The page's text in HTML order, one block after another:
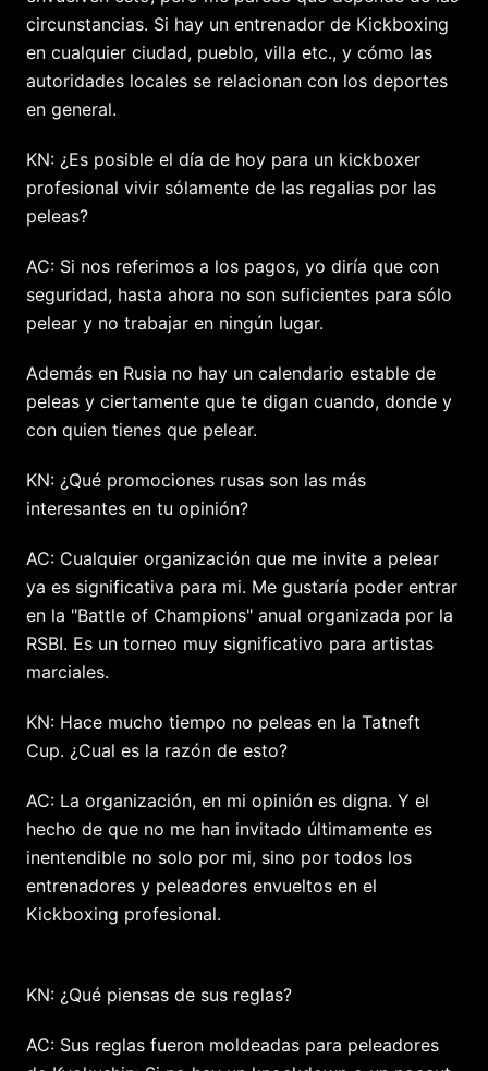
circunstancias. Si hay un entrenador de Kickboxing
en cualquier ciudad, pueblo, villa etc., y cómo las
autoridades locales se relacionan con los deportes
en general.
KN: ¿Es posible el día de hoy para un kickboxer
profesional vivir sólamente de las regalias por las
peleas?
AC: Si nos referimos a los pagos, yo diría que con
seguridad, hasta ahora no son suficientes para sólo
pelear y no trabajar en ningún lugar.
Además en Rusia no hay un calendario estable de
peleas y ciertamente que te digan cuando, donde y
con quien tienes que pelear.
KN: ¿Qué promociones rusas son las más
interesantes en tu opinión?
AC: Cualquier organización que me invite a pelear
ya es significativa para mi. Me gustaría poder entrar
en la "Battle of Champions" anual organizada por la
RSBI. Es un torneo muy significativo para artistas
marciales.
KN: Hace mucho tiempo no peleas en la Tatneft
Cup. ¿Cual es la razón de esto?
AC: La organización, en mi opinión es digna. Y el
hecho de que no me han invitado últimamente es
inentendible no solo por mi, sino por todos los
entrenadores y peleadores envueltos en el
Kickboxing profesional.
KN: ¿Qué piensas de sus reglas?
AC: Sus reglas fueron moldeadas para peleadores